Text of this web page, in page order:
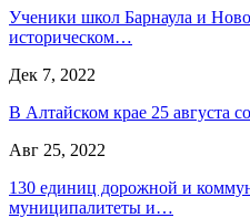
Ученики школ Барнаула и
историческом…
Дек 7, 2022
В Алтайском крае 25 августа
Авг 25, 2022
130 единиц дорожной и
муниципалитеты и…